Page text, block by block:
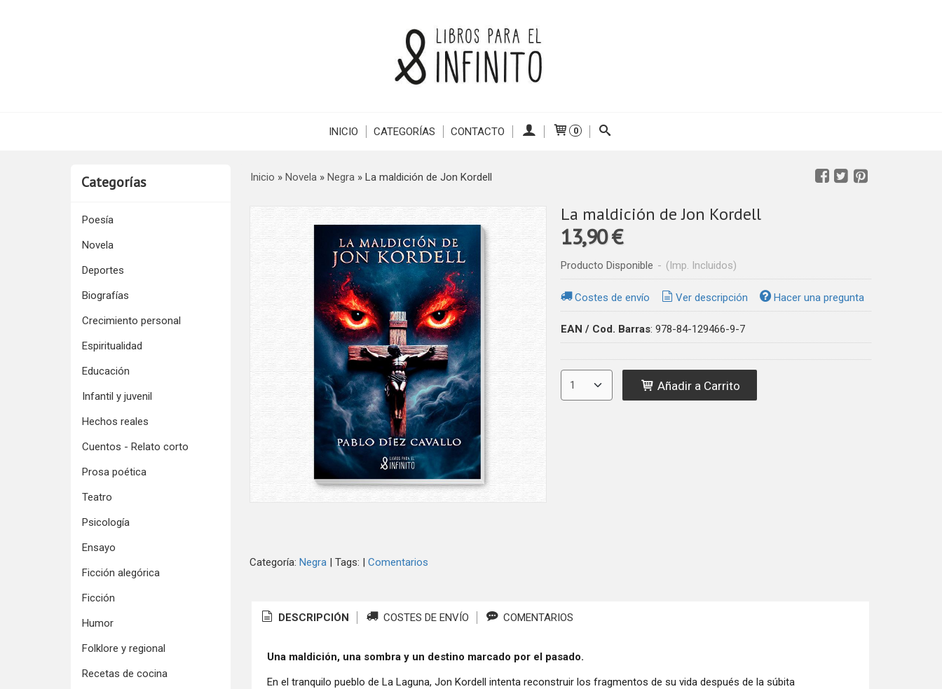
INICIO CATEGORÍAS CONTACTO 0
Categorías
Poesía
Novela
Deportes
Biografías
Crecimiento personal
Espiritualidad
Educación
Infantil y juvenil
Hechos reales
Cuentos - Relato corto
Prosa poética
Teatro
Psicología
Ensayo
Ficción alegórica
Ficción
Humor
Folklore y regional
Recetas de cocina
Inicio » Novela» Negra» La maldición de Jon Kordell
La maldición de Jon Kordell
13,90 €
Producto Disponible - (Imp. Incluidos)
Costes de envío Ver descripción Hacer una pregunta
EAN / Cod. Barras: 978-84-129466-9-7
Añadir a Carrito
Categoría: Negra| Tags: | Comentarios
DESCRIPCIÓN COSTES DE ENVÍO COMENTARIOS
Una maldición, una sombra y un destino marcado por el pasado.
En el tranquilo pueblo de La Laguna, Jon Kordell intenta reconstruir los fragmentos de su vida después de la súbita